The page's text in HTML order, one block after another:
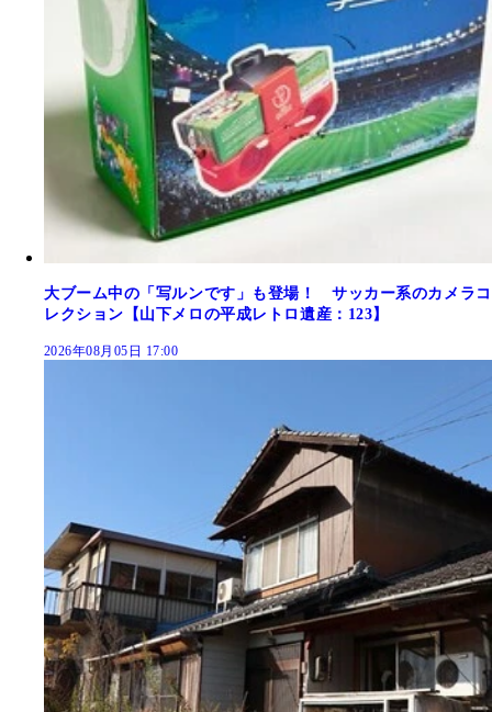
大ブーム中の「写ルンです」も登場！ サッカー系のカメラコ
レクション【山下メロの平成レトロ遺産：123】
2026年08月05日 17:00